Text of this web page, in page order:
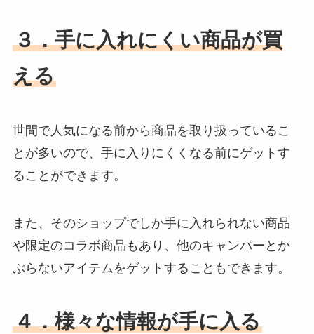
３．手に入れにくい商品が買
える
世間で人気になる前から商品を取り扱っているこ
とが多いので、手に入りにくくなる前にゲットす
ることができます。
また、そのショップでしか手に入れられない商品
や限定のコラボ商品もあり、他のキャンパーとか
ぶらないアイテムをゲットすることもできます。
４．様々な情報が手に入る